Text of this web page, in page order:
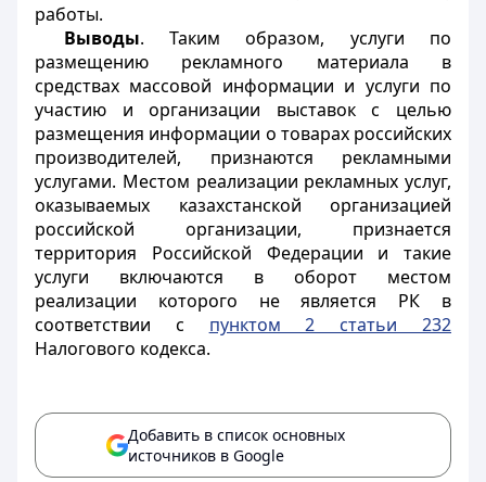
работы.
Выводы. Таким образом, услуги по
размещению рекламного материала в
средствах массовой информации и услуги по
участию и организации выставок с целью
размещения информации о товарах российских
производителей, признаются рекламными
услугами. Местом реализации рекламных услуг,
оказываемых казахстанской организацией
российской организации, признается
территория Российской Федерации и такие
услуги включаются в оборот местом
реализации которого не является РК в
соответствии с пунктом 2 статьи 232
Налогового кодекса.
Добавить в список основных
источников в Google